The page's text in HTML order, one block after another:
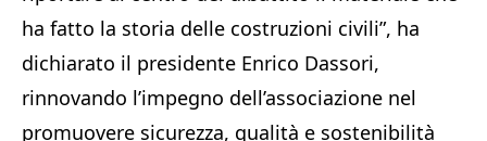
ha fatto la storia delle costruzioni civili”, ha
dichiarato il presidente Enrico Dassori,
rinnovando l’impegno dell’associazione nel
promuovere sicurezza, qualità e sostenibilità